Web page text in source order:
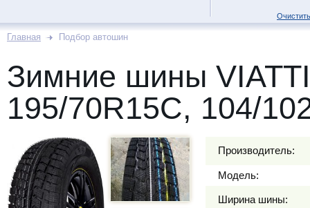
Главная Подбор автошин
Зимние шины
195/70R15C, 104/
Производитель:
Модель:
Ширина шины: